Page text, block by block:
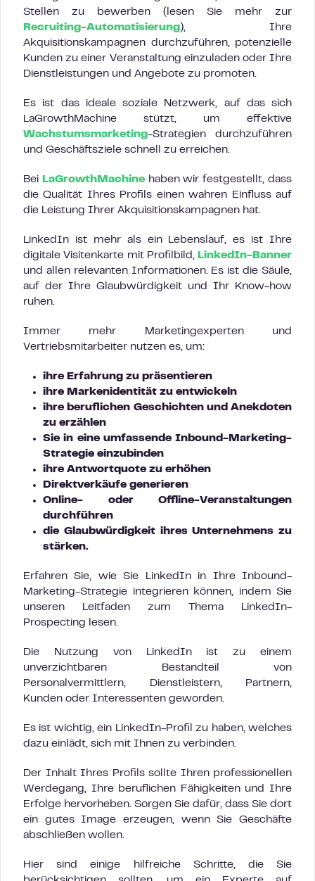
Stellen zu bewerben (lesen Sie mehr zur
Recruiting-Automatisierung), Ihre
Akquisitionskampagnen durchzuführen, potenzielle
Kunden zu einer Veranstaltung einzuladen oder Ihre
Dienstleistungen und Angebote zu promoten.
Es ist das ideale soziale Netzwerk, auf das sich
LaGrowthMachine stützt, um effektive
Wachstumsmarketing-Strategien durchzuführen
und Geschäftsziele schnell zu erreichen.
Bei LaGrowthMachinehaben wir festgestellt, dass
die Qualität Ihres Profils einen wahren Einfluss auf
die Leistung Ihrer Akquisitionskampagnen hat.
LinkedIn ist mehr als ein Lebenslauf, es ist Ihre
digitale Visitenkarte mit Profilbild, LinkedIn-Banner
und allen relevanten Informationen. Es ist die Säule,
auf der Ihre Glaubwürdigkeit und Ihr Know-how
ruhen.
Immer mehr Marketingexperten und
Vertriebsmitarbeiter nutzen es, um:
ihre Erfahrung zu präsentieren
ihre Markenidentität zu entwickeln
ihre beruflichen Geschichten und Anekdoten
zu erzählen
Sie in eine umfassende Inbound-Marketing-
Strategie einzubinden
ihre Antwortquote zu erhöhen
Direktverkäufe generieren
Online- oder Offline-Veranstaltungen
durchführen
die Glaubwürdigkeit ihres Unternehmens zu
stärken.
Erfahren Sie, wie Sie LinkedIn in Ihre Inbound-
Marketing-Strategie integrieren können, indem Sie
unseren Leitfaden zum Thema LinkedIn-
Prospecting lesen.
Die Nutzung von LinkedIn ist zu einem
unverzichtbaren Bestandteil von
Personalvermittlern, Dienstleistern, Partnern,
Kunden oder Interessenten geworden.
Es ist wichtig, ein LinkedIn-Profil zu haben, welches
dazu einlädt, sich mit Ihnen zu verbinden.
Der Inhalt Ihres Profils sollte Ihren professionellen
Werdegang, Ihre beruflichen Fähigkeiten und Ihre
Erfolge hervorheben. Sorgen Sie dafür, dass Sie dort
ein gutes Image erzeugen, wenn Sie Geschäfte
abschließen wollen.
Hier sind einige hilfreiche Schritte, die Sie